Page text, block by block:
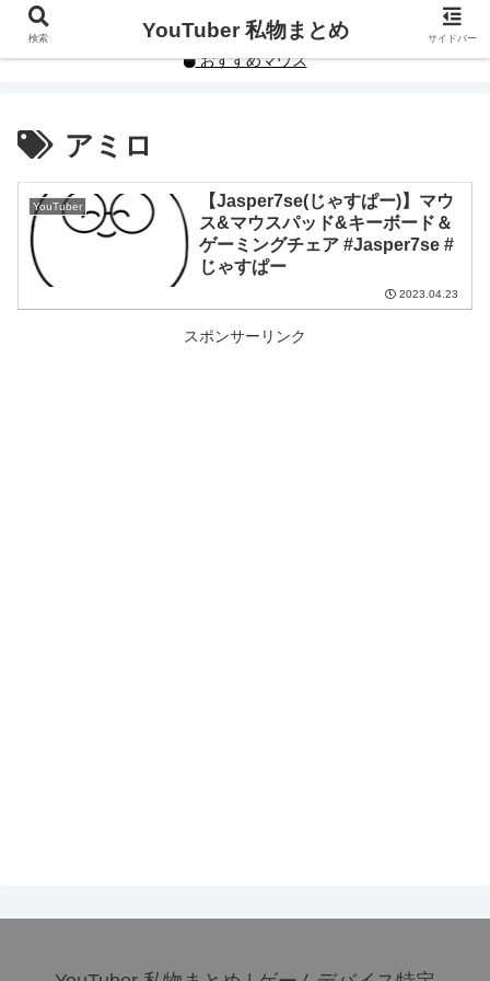
YouTuberや人気インフルエンサーの私物まとめです。
おすすめマウス
アミロ
YouTuber
【Jasper7se(じゃすぱー)】マウ
ス&マウスパッド&キーボード＆
ゲーミングチェア #Jasper7se #
じゃすぱー
2023.04.23
スポンサーリンク
検索 YouTuber 私物まとめ サイドバー